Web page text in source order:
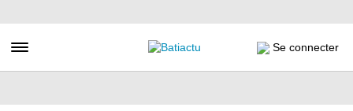
au
principal
Toggle navigation Se connecter